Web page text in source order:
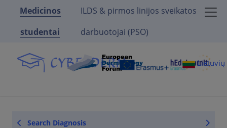
Medicinos
studentai
ILDS & pirmos linijos sveikatos
darbuotojai (PSO)
Lietuvių
Search Diagnosis